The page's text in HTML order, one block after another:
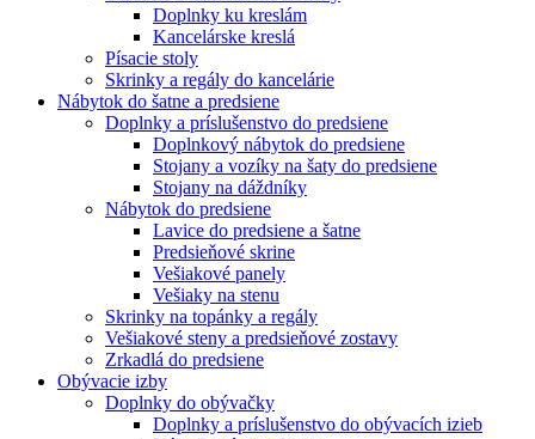
Doplnky ku kreslám
Kancelárske kreslá
Písacie stoly
Skrinky a regály do kancelárie
Nábytok do šatne a predsiene
Doplnky a príslušenstvo do predsiene
Doplnkový nábytok do predsiene
Stojany a vozíky na šaty do predsiene
Stojany na dáždníky
Nábytok do predsiene
Lavice do predsiene a šatne
Predsieňové skrine
Vešiakové panely
Vešiaky na stenu
Skrinky na topánky a regály
Vešiakové steny a predsieňové zostavy
Zrkadlá do predsiene
Obývacie izby
Doplnky do obývačky
Doplnky a príslušenstvo do obývacích izieb